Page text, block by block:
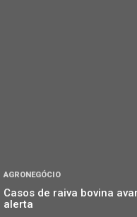
AGRONEGÓCIO
Casos de raiva bovina
alerta